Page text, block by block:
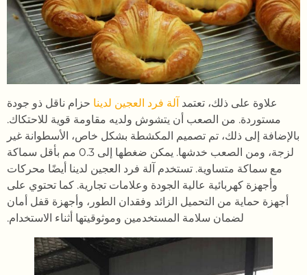
علاوة على ذلك، تعتمد آلة فرد العجين لديناحزام ناقل ذو جودة
مستوردة. من الصعب أن يتشوش ولديه مقاومة قوية للاحتكاك.
بالإضافة إلى ذلك، تم تصميم المكشطة بشكل خاص، الأسطوانة غير
لزجة، ومن الصعب خدشها. يمكن ضغطها إلى 0.3 مم بأقل سماكة
مع سماكة متساوية. تستخدم آلة فرد العجين لدينا أيضًا محركات
وأجهزة كهربائية عالية الجودة وعلامات تجارية. كما تحتوي على
أجهزة حماية من التحميل الزائد وفقدان الطور، وأجهزة قفل أمان
لضمان سلامة المستخدمين وموثوقيتها أثناء الاستخدام.